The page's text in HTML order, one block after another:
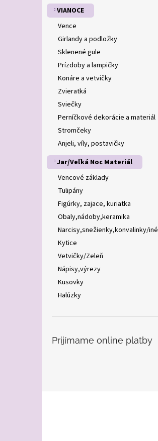
VIANOCE
Vence
Girlandy a podložky
Sklenené gule
Prízdoby a lampičky
Konáre a vetvičky
Zvieratká
Sviečky
Perníčkové dekorácie a materiál
Stromčeky
Anjeli, víly, postavičky
Jar/Veľká Noc Materiál
Vencové základy
Tulipány
Figúrky, zajace, kuriatka
Obaly,nádoby,keramika
Narcisy,snežienky,konvalinky/iné
Kytice
Vetvičky/Zeleň
Nápisy,výrezy
Kusovky
Halúzky
Prijímame online platby